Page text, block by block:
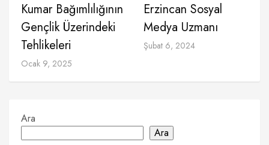
Kumar Bağımlılığının
Gençlik Üzerindeki
Tehlikeleri
Ocak 9, 2025
Erzincan Sosyal
Medya Uzmanı
Şubat 6, 2024
Ara
Ara